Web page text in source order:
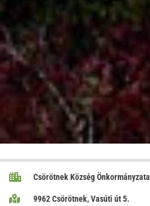
Csörötnek Község Önkormányzata
9962 Csörötnek, Vasúti út 5.